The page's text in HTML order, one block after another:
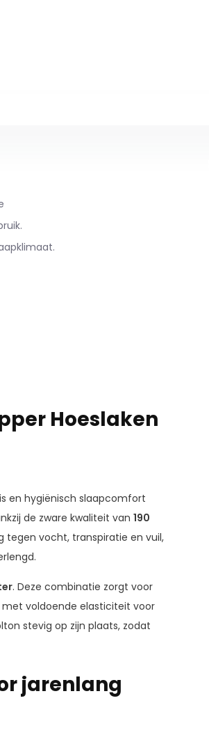
Hoeslaken
en hygiënisch slaapcomfort
de zware kwaliteit van 190
vocht, transpiratie en vuil,
. Deze combinatie zorgt voor
voldoende elasticiteit voor
stevig op zijn plaats, zodat
jarenlang